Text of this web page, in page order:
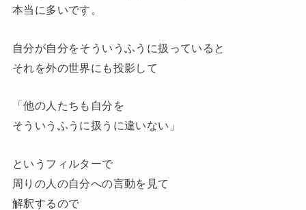
本当に多いです。
自分が自分をそういうふうに扱っていると
それを外の世界にも投影して
「他の人たちも自分を
そういうふうに扱うに違いない」
というフィルターで
周りの人の自分への言動を見て
解釈するので